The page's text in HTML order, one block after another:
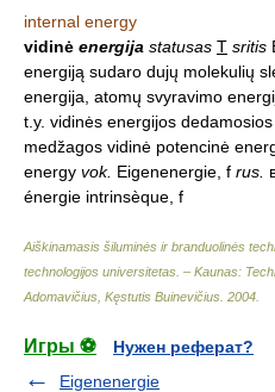
internal energy
vidinė energija statusas T sritis
energiją sudaro dujų molekulių
energija, atomų svyravimo
t.y. vidinės energijos
medžagos vidinė potencinė
energy vok. Eigenenergie, f rus.
énergie intrinsèque, f
Aiškinamasis šiluminės ir branduolinės
technologijos universitetas. – Kaunas:
Adomavičius, Kęstutis Buinevičius 2004
Игры ⚽
Нужен реферат?
Eigenenergie